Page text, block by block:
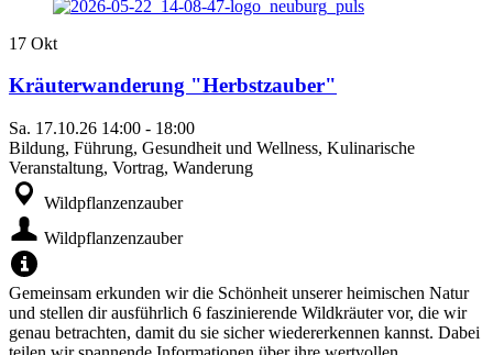
17 Okt
Kräuterwanderung "Herbstzauber"
Sa. 17.10.26 14:00 - 18:00
Bildung, Führung, Gesundheit und Wellness, Kulinarische
Veranstaltung, Vortrag, Wanderung
Wildpflanzenzauber
Wildpflanzenzauber
Gemeinsam erkunden wir die Schönheit unserer heimischen Natur
und stellen dir ausführlich 6 faszinierende Wildkräuter vor, die wir
genau betrachten, damit du sie sicher wiedererkennen kannst. Dabei